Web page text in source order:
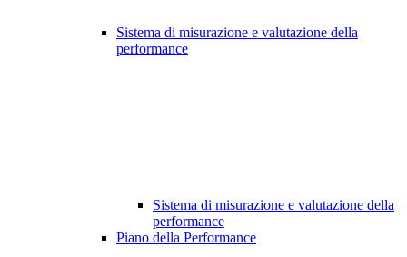
Sistema di misurazione e valutazione della
performance
Sistema di misurazione e valutazione della
performance
Piano della Performance